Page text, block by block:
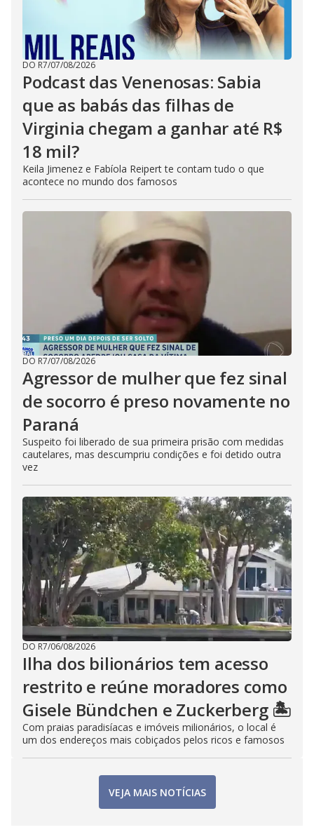
DO R7/07/08/2026
Podcast das Venenosas: Sabia
que as babás das filhas de
Virginia chegam a ganhar até R$
18 mil?
Keila Jimenez e Fabíola Reipert te contam tudo o que
acontece no mundo dos famosos
DO R7/07/08/2026
Agressor de mulher que fez sinal
de socorro é preso novamente no
Paraná
Suspeito foi liberado de sua primeira prisão com medidas
cautelares, mas descumpriu condições e foi detido outra
vez
DO R7/06/08/2026
Ilha dos bilionários tem acesso
restrito e reúne moradores como
Gisele Bündchen e Zuckerberg 🏝️
Com praias paradisíacas e imóveis milionários, o local é
um dos endereços mais cobiçados pelos ricos e famosos
VEJA MAIS NOTÍCIAS